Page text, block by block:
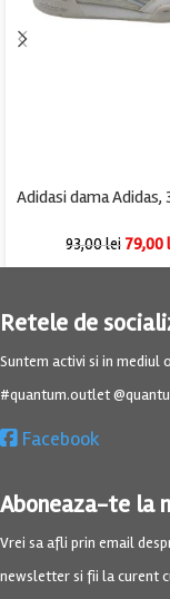
93,00lei 79,00
Retele de
Suntem activi si in mediul
#quantum.outlet
Facebook
Aboneaza-te la
Vrei sa afli prin email
newsletter si fii la curent